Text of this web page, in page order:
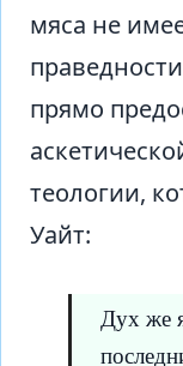
мяса не
прямо
теологии,
Уайт:
Дух же